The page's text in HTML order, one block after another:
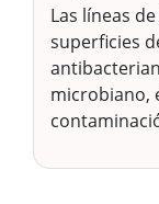
Las líneas
superficies
microbiano,